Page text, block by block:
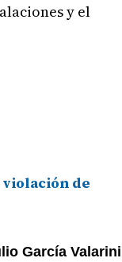
y el
de
García Valarini